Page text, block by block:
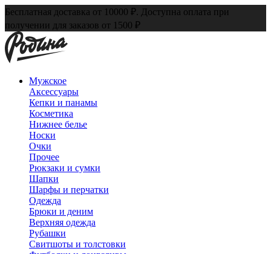
Бесплатная доставка от 10000 ₽. Доступна оплата при
получении для заказов от 1500 ₽
Мужское
Аксессуары
Кепки и панамы
Косметика
Нижнее белье
Носки
Очки
Прочее
Рюкзаки и сумки
Шапки
Шарфы и перчатки
Одежда
Брюки и деним
Верхняя одежда
Рубашки
Свитшоты и толстовки